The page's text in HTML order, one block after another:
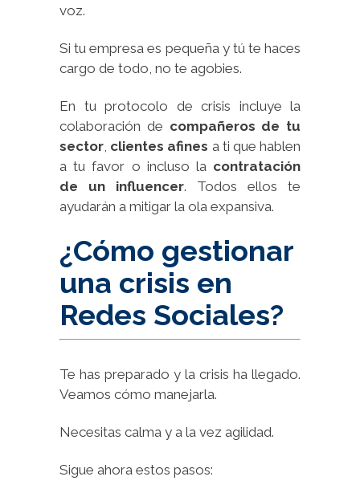
voz.
Si tu empresa es pequeña y tú te haces
cargo de todo, no te agobies.
En tu protocolo de crisis incluye la
colaboración de compañeros de tu
sector, clientes afines a ti que hablen
a tu favor o incluso la contratación
de un influencer. Todos ellos te
ayudarán a mitigar la ola expansiva.
¿Cómo gestionar
una crisis en
Redes Sociales?
Te has preparado y la crisis ha llegado.
Veamos cómo manejarla.
Necesitas calma y a la vez agilidad.
Sigue ahora estos pasos: